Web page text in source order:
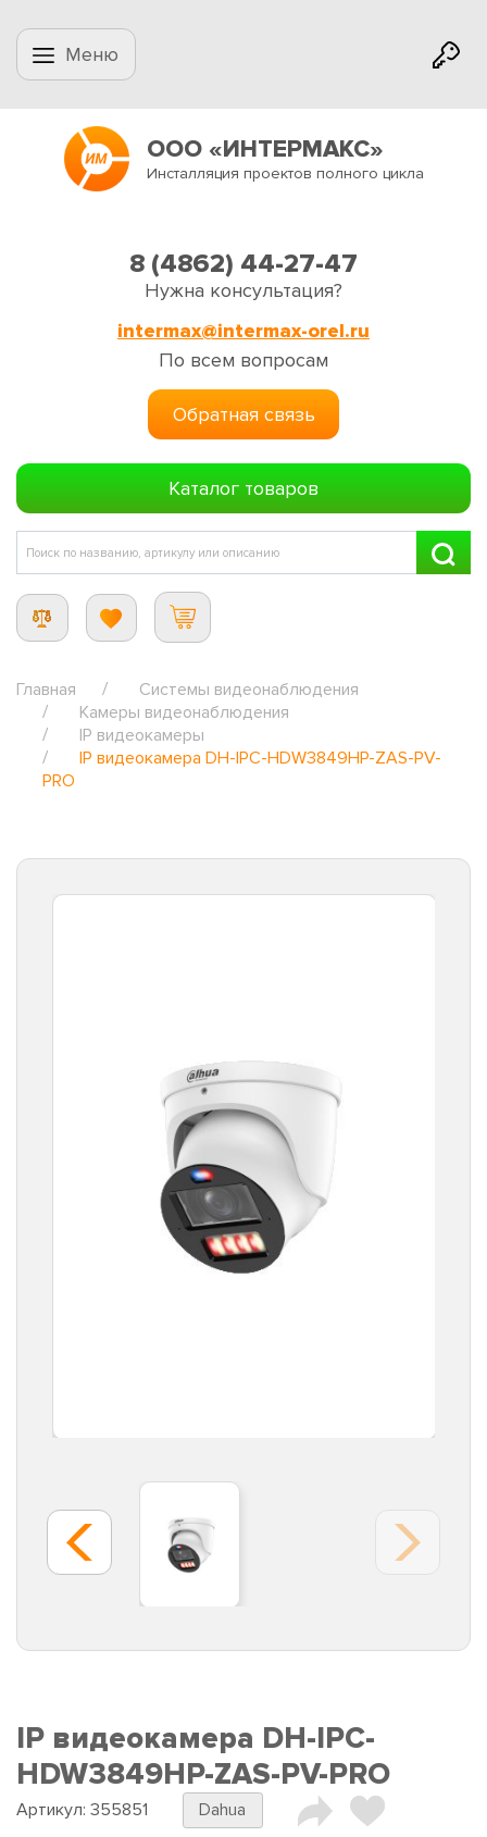
Меню
ООО «ИНТЕРМАКС»
Инсталляция проектов полного цикла
8 (4862) 44-27-47
Нужна консультация?
intermax@intermax-orel.ru
По всем вопросам
Обратная связь
Каталог товаров
Главная
Системы видеонаблюдения
Камеры видеонаблюдения
IP видеокамеры
IP видеокамера DH-IPC-HDW3849HP-ZAS-PV-
PRO
IP видеокамера DH-IPC-
HDW3849HP-ZAS-PV-PRO
Артикул: 355851 Dahua